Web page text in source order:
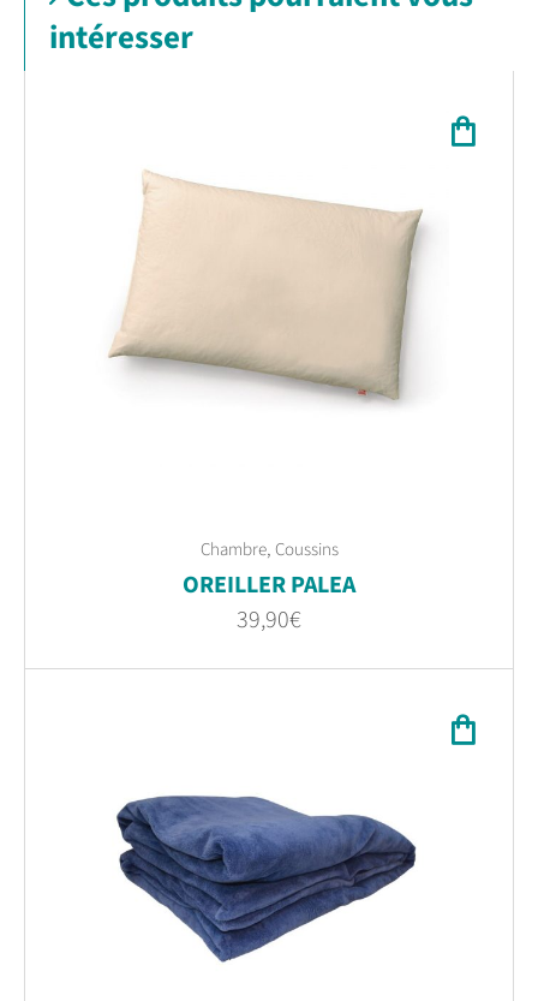
intéresser
Chambre, Coussins
OREILLER PALEA
39,90€